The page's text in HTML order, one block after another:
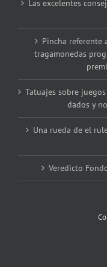
Las excelentes
Pincha referente
tragamonedas
Tatuajes sobre
dados y
Una rueda de el
Veredicto